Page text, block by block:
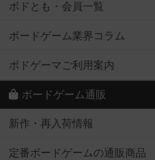
ボドとも・会員一覧
ボードゲーム業界コラム
ボドゲーマご利用案内
ボードゲーム通販
新作・再入荷情報
定番ボードゲームの通販商品